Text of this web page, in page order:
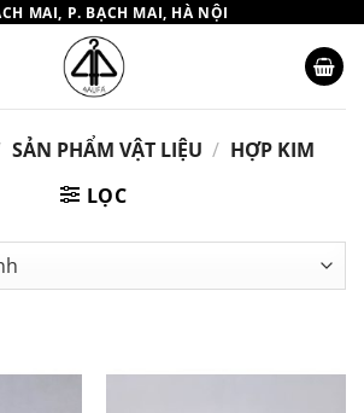
MAI, P. BẠCH MAI, HÀ NỘI
SẢN PHẨM VẬT LIỆU / HỢP KIM
LỌC